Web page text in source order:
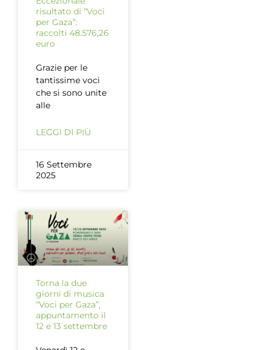
risultato di “Voci
per Gaza”:
raccolti 48.576,26
euro
Grazie per le
tantissime voci
che si sono unite
alle
LEGGI DI PIÙ
16 Settembre
2025
Torna la due
giorni di musica
“Voci per Gaza”,
appuntamento il
12 e 13 settembre